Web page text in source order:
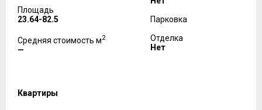
Площадь
23.64-82.5
Средняя стоимость м2
—
Парковка
Отделка
Нет
Квартиры